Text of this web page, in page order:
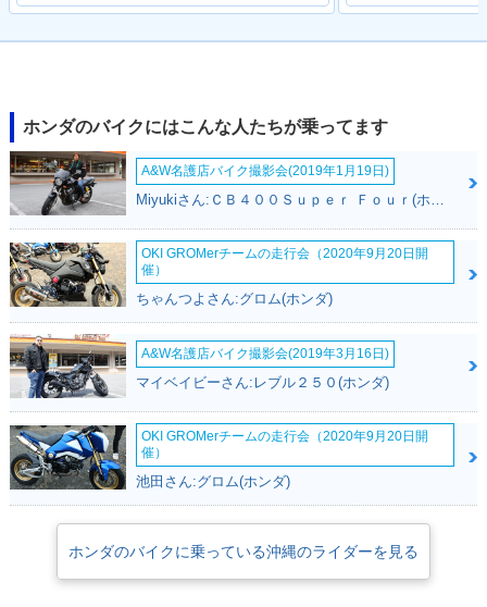
ホンダのバイクにはこんな人たちが乗ってます
A&W名護店バイク撮影会(2019年1月19日)
OKI GROMerチームの走行会（2020年9月20日開
催）
ちゃんつよさん:グロム(ホンダ)
A&W名護店バイク撮影会(2019年3月16日)
マイベイビーさん:レブル２５０(ホンダ)
OKI GROMerチームの走行会（2020年9月20日開
催）
池田さん:グロム(ホンダ)
ホンダのバイクに乗っている沖縄のライダーを見る